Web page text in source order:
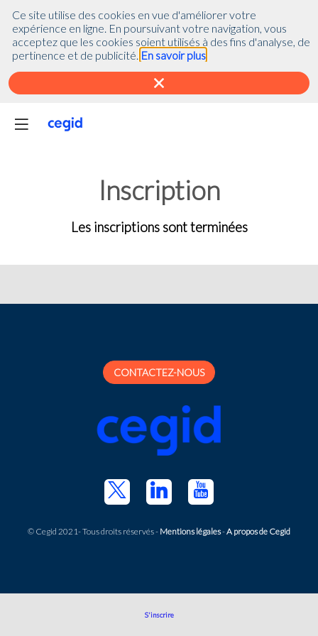
Inscription
Les inscriptions sont terminées
CONTACTEZ-NOUS
© Cegid 2021- Tous droits réservés - Mentions légales-A propos de Cegid
S'inscrire
Ce site utilise des cookies en vue d'améliorer votre
expérience en ligne. En poursuivant votre navigation, vous
acceptez que les cookies soient utilisés à des fins d'analyse, de
pertinence et de publicité. En savoir plus
inwink = global.inwink || {}; global.inwink = inwink; inwink.tracking =
inwink.tracking || {}; inwink.tracking.trackers =
inwink.tracking.trackers || []; inwink.tracking.trackers.push({ script:
{ id : "mytracker", innerContent : '(function() {\r\n var didInit =
false;\r\n function initMunchkin() {\r\n if(didInit === false) {\r\n
didInit = true;\r\n Munchkin.init('818-MJH-876');\r\n }\r\n }\r\n var
'text/javascript';\r\n s.async = true;\r\n s.src =
'//munchkin.marketo.net/munchkin.js';\r\n s.onreadystatechange =
[0].appendChild(s);\r\n})();' }, trackPage: function(location){},
trackAction: function(category, action, label){} }); if
(inwink.trackingStatus) inwink.trackingStatus(); })(this);